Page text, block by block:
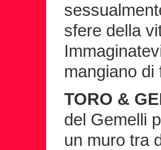
sfere della
mangiano di
TORO &
del Gemelli
un muro tra